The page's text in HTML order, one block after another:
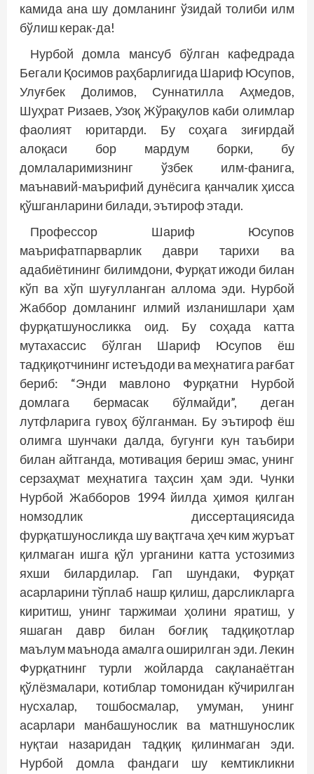
камида ана шу домланинг ўзидай толиби илм
бўлиш керак-да!
Нурбой домла мансуб бўлган кафедрада
Бегали Қосимов раҳбарлигида Шариф Юсупов,
Улуғбек Долимов, Суннатилла Аҳмедов,
Шуҳрат Ризаев, Узоқ Жўрақулов каби олимлар
фаолият юритарди. Бу соҳага зиғирдай
алоқаси бор мардум борки, бу
домлаларимизнинг ўзбек илм-фанига,
маънавий-маърифий дунёсига қанчалик ҳисса
қўшганларини билади, эътироф этади.
Профессор Шариф Юсупов
маърифатпарварлик даври тарихи ва
адабиётининг билимдони, Фурқат ижоди билан
кўп ва хўп шуғулланган аллома эди. Нурбой
Жаббор домланинг илмий изланишлари ҳам
фурқатшуносликка оид. Бу соҳада катта
мутахассис бўлган Шариф Юсупов ёш
тадқиқотчининг истеъдоди ва меҳнатига рағбат
бериб: “Энди мавлоно Фурқатни Нурбой
домлага бермасак бўлмайди”, деган
лутфларига гувоҳ бўлганман. Бу эътироф ёш
олимга шунчаки далда, бугунги кун таъбири
билан айтганда, мотивация бериш эмас, унинг
серзаҳмат меҳнатига таҳсин ҳам эди. Чунки
Нурбой Жабборов 1994 йилда ҳимоя қилган
номзодлик диссертациясида
фурқатшуносликда шу вақтгача ҳеч ким журъат
қилмаган ишга қўл урганини катта устозимиз
яхши билардилар. Гап шундаки, Фурқат
асарларини тўплаб нашр қилиш, дарсликларга
киритиш, унинг таржимаи ҳолини яратиш, у
яшаган давр билан боғлиқ тадқиқотлар
маълум маънода амалга оширилган эди. Лекин
Фурқатнинг турли жойларда сақланаётган
қўлёзмалари, котиблар томонидан кўчирилган
нусхалар, тошбосмалар, умуман, унинг
асарлари манбашунослик ва матншунослик
нуқтаи назаридан тадқиқ қилинмаган эди.
Нурбой домла фандаги шу кемтикликни